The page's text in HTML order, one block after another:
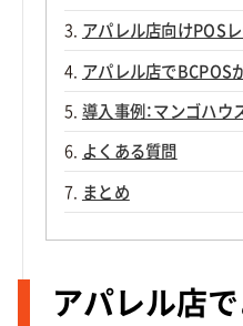
アパレル店向けPOS
アパレル店でBCPOS
導入事例：マンゴハウ
よくある質問
まとめ
アパレル店